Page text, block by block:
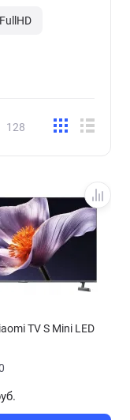
FullHD
128
TV S Mini LED